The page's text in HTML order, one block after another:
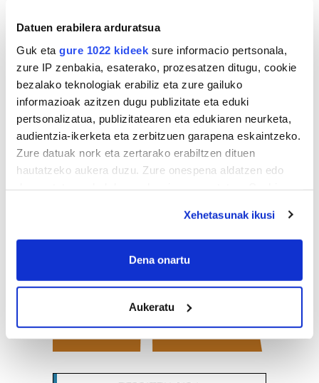
Datuen erabilera arduratsua
Guk eta gure 1022 kideek sure informacio pertsonala,
zure IP zenbakia, esaterako, prozesatzen ditugu, cookie
bezalako teknologiak erabiliz eta zure gailuko
informazioak azitzen dugu publizitate eta eduki
pertsonalizatua, publizitatearen eta edukiaren neurketa,
audientzia-ikerketa eta zerbitzuen garapena eskaintzeko.
Zure datuak nork eta zertarako erabiltzen dituen
hautatzeko aukera duzu. Zure onespena aldatzen edo
If you allow, we would also like to:
Collect information about your geographical
meters
Identify your device by actively scanning it for
specific characteristics (fingerprinting)
Find out more about how your personal data is processed
Xehetasunak ikusi
Dena onartu
Aukeratu